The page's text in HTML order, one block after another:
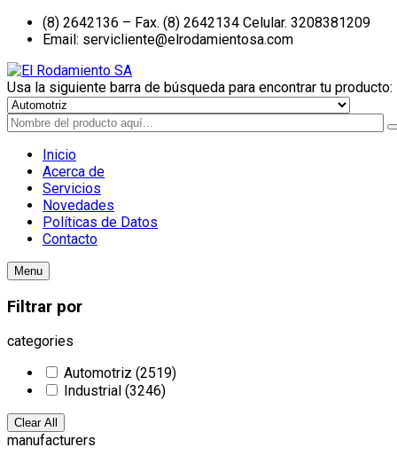
(8) 2642136 – Fax. (8) 2642134 Celular. 3208381209
Email: servicliente@elrodamientosa.com
Usa la siguiente barra de búsqueda para encontrar tu producto:
Inicio
Acerca de
Servicios
Novedades
Políticas de Datos
Contacto
Menu
Filtrar por
categories
Automotriz (2519)
Industrial (3246)
Clear All
manufacturers